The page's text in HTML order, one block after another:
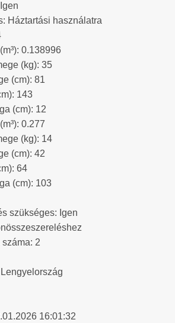
Háztartási használatra
0.138996
(kg): 35
(cm): 81
143
(cm): 12
0.277
(kg): 14
(cm): 42
64
(cm): 103
szükséges: Igen
2
16:01:32